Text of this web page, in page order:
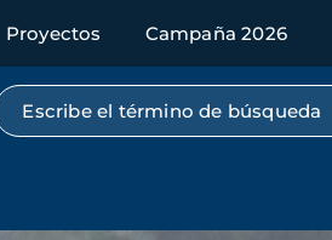
Proyectos Campaña 2026
Búsqueda por texto completo